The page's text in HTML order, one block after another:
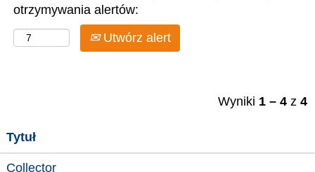
otrzymywania alertów:
Utwórz alert
Wyniki 1 – 4 z 4
Tytuł
Collector